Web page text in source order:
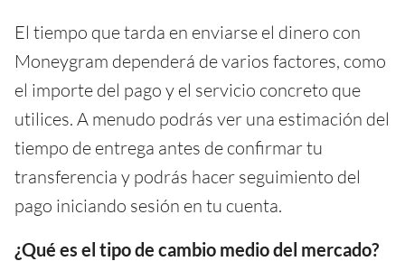
El tiempo que tarda en enviarse el dinero con
Moneygram dependerá de varios factores, como
el importe del pago y el servicio concreto que
utilices. A menudo podrás ver una estimación del
tiempo de entrega antes de confirmar tu
transferencia y podrás hacer seguimiento del
pago iniciando sesión en tu cuenta.
¿Qué es el tipo de cambio medio del mercado?